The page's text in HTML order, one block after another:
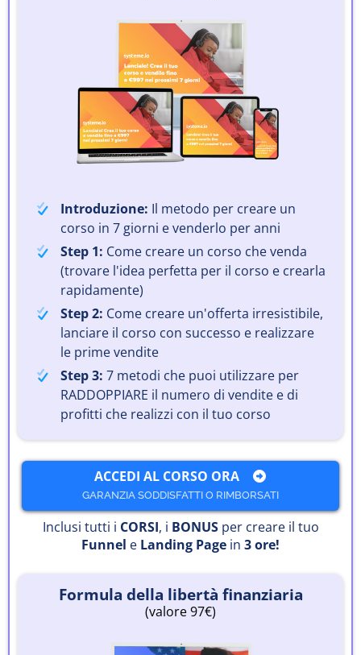
Introduzione: Il metodo per creare un
corso in 7 giorni e venderlo per anni
Step 1: Come creare un corso che venda
(trovare l'idea perfetta per il corso e crearla
rapidamente)
Step 2: Come creare un'offerta irresistibile,
lanciare il corso con successo e realizzare
le prime vendite
Step 3: 7 metodi che puoi utilizzare per
RADDOPPIARE il numero di vendite e di
profitti che realizzi con il tuo corso
ACCEDI AL CORSO ORA
GARANZIA SODDISFATTI O RIMBORSATI
Inclusi tutti i CORSI, i BONUSper creare il tuo
Funnel e Landing Page in 3 ore!
Formula della libertà finanziaria
(valore 97€)